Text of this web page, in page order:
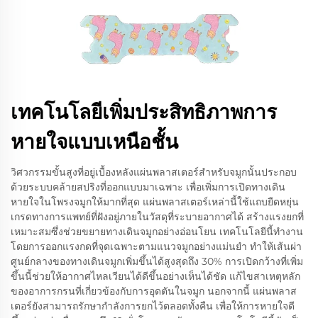
เทคโนโลยีเพิ่มประสิทธิภาพการ
หายใจแบบเหนือชั้น
วิศวกรรมขั้นสูงที่อยู่เบื้องหลังแผ่นพลาสเตอร์สำหรับจมูกนั้นประกอบ
ด้วยระบบคล้ายสปริงที่ออกแบบมาเฉพาะ เพื่อเพิ่มการเปิดทางเดิน
หายใจในโพรงจมูกให้มากที่สุด แผ่นพลาสเตอร์เหล่านี้ใช้แถบยืดหยุ่น
เกรดทางการแพทย์ที่ฝังอยู่ภายในวัสดุที่ระบายอากาศได้ สร้างแรงยกที่
เหมาะสมซึ่งช่วยขยายทางเดินจมูกอย่างอ่อนโยน เทคโนโลยีนี้ทำงาน
โดยการออกแรงกดที่จุดเฉพาะตามแนวจมูกอย่างแม่นยำ ทำให้เส้นผ่า
ศูนย์กลางของทางเดินจมูกเพิ่มขึ้นได้สูงสุดถึง 30% การเปิดกว้างที่เพิ่ม
ขึ้นนี้ช่วยให้อากาศไหลเวียนได้ดีขึ้นอย่างเห็นได้ชัด แก้ไขสาเหตุหลัก
ของอาการกรนที่เกี่ยวข้องกับการอุดตันในจมูก นอกจากนี้ แผ่นพลาส
เตอร์ยังสามารถรักษากำลังการยกไว้ตลอดทั้งคืน เพื่อให้การหายใจดี